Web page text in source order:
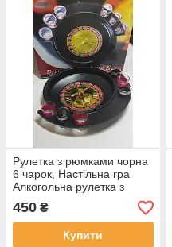
Рулетка з рюмками чорна
6 чарок, Настільна гра
Алкогольна рулетка з
чарками <unk> П'яна
рулетка
450 ₴
Купити